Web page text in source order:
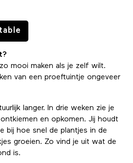
mooi maken als je zelf wilt.
van een proeftuintje ongeveer
langer. In drie weken zie je
en opkomen. Jij houdt
bij hoe snel de plantjes in de
groeien. Zo vind je uit wat de
is.